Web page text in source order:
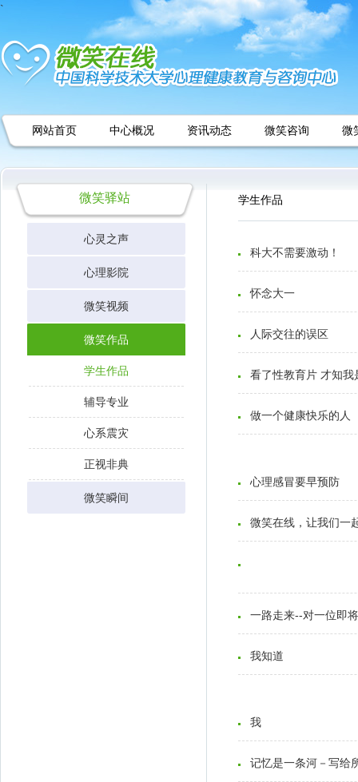
`
网站首页 中心概况 资讯动态 微笑咨询 微
微笑驿站
心灵之声
心理影院
微笑视频
中心宣传
健康教育
活动现场
微笑作品
学生作品
辅导专业
心系震灾
正视非典
微笑瞬间
学生作品
科大不需要激动！
怀念大一
人际交往的误区
看了性教育片 才知我
做一个健康快乐的人
心理感冒要早预防
微笑在线，让我们一
一路走来--对一位即
我知道
我
记忆是一条河－写给